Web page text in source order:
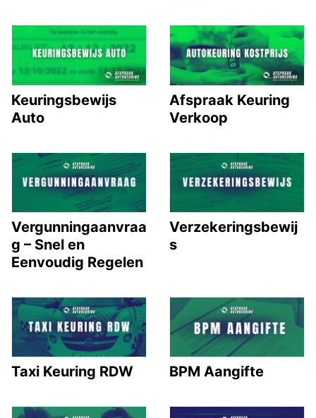
Keuringsbewijs
Auto
Afspraak Keuring
Verkoop
Vergunningaanvraa
g – Snel en
Eenvoudig Regelen
Verzekeringsbewij
s
Taxi Keuring RDW BPM Aangifte